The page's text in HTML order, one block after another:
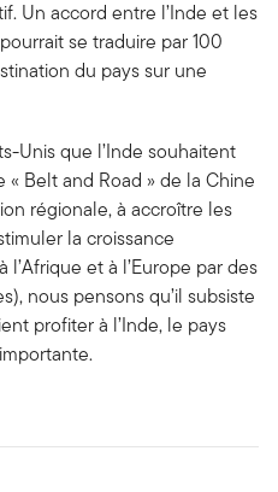
Un accord entre l’Inde et les
se traduire par 100
du pays sur une
Unis que l’Inde souhaitent
« Belt and Road » de la Chine
régionale, à accroître les
la croissance
et à l’Europe par des
nous pensons qu’il subsiste
profiter à l’Inde, le pays